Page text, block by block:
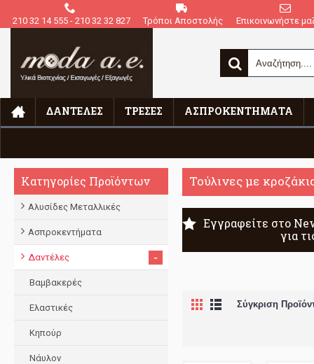
210 32 14 555 - 210 32 32 827 Τρόποι Αποστολής Επικοινωνήστε
ΔΑΝΤΈΛΕΣ ΤΡΈΣΕΣ ΑΣΠΡΟΚΕΝΤΉΜΑΤΑ
Κατηγορίες Προϊόντων
Αλυσίδες Μεταλλικές
Ασπροκεντήματα
Δαντέλες -
Βαμβακερές
Ελαστικές
Κηπούρ
Νάυλον
Τούλινες με
Εγγραφείτε στο
για
Σύγκριση